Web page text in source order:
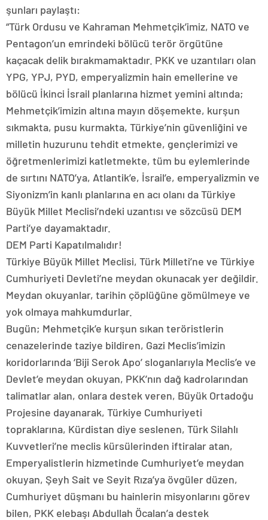
şunları paylaştı:
“Türk Ordusu ve Kahraman Mehmetçik’imiz, NATO ve
Pentagon’un emrindeki bölücü terör örgütüne
kaçacak delik bırakmamaktadır. PKK ve uzantıları olan
YPG, YPJ, PYD, emperyalizmin hain emellerine ve
bölücü İkinci İsrail planlarına hizmet yemini altında;
Mehmetçik’imizin altına mayın döşemekte, kurşun
sıkmakta, pusu kurmakta, Türkiye’nin güvenliğini ve
milletin huzurunu tehdit etmekte, gençlerimizi ve
öğretmenlerimizi katletmekte, tüm bu eylemlerinde
de sırtını NATO’ya, Atlantik’e, İsrail’e, emperyalizmin ve
Siyonizm’in kanlı planlarına en acı olanı da Türkiye
Büyük Millet Meclisi’ndeki uzantısı ve sözcüsü DEM
Parti’ye dayamaktadır.
DEM Parti Kapatılmalıdır!
Türkiye Büyük Millet Meclisi, Türk Milleti’ne ve Türkiye
Cumhuriyeti Devleti’ne meydan okunacak yer değildir.
Meydan okuyanlar, tarihin çöplüğüne gömülmeye ve
yok olmaya mahkumdurlar.
Bugün; Mehmetçik’e kurşun sıkan teröristlerin
cenazelerinde taziye bildiren, Gazi Meclis’imizin
koridorlarında ‘Biji Serok Apo’ sloganlarıyla Meclis’e ve
Devlet’e meydan okuyan, PKK’nın dağ kadrolarından
talimatlar alan, onlara destek veren, Büyük Ortadoğu
Projesine dayanarak, Türkiye Cumhuriyeti
topraklarına, Kürdistan diye seslenen, Türk Silahlı
Kuvvetleri’ne meclis kürsülerinden iftiralar atan,
Emperyalistlerin hizmetinde Cumhuriyet’e meydan
okuyan, Şeyh Sait ve Seyit Rıza’ya övgüler düzen,
Cumhuriyet düşmanı bu hainlerin misyonlarını görev
bilen, PKK elebaşı Abdullah Öcalan’a destek